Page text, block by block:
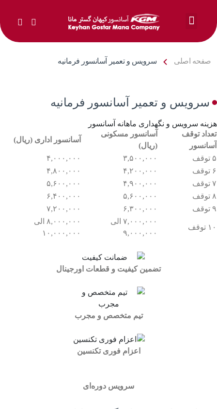
صفحه اصلی سرویس و تعمیر آسانسور فرمانیه
سرویس و تعمیر آسانسور فرمانیه
هزینه سرویس و نگهداری ماهانه آسانسور
تعداد توقف
آسانسور
آسانسور مسکونی
(ریال)
آسانسور اداری (ریال)
۵ توقف ۳,۵۰۰,۰۰۰
۴,۰۰۰,۰۰۰
۶ توقف
۴,۲۰۰,۰۰۰
۴,۸۰۰,۰۰۰
۷ توقف
۴,۹۰۰,۰۰۰
۵,۶۰۰,۰۰۰
۸ توقف
۵,۶۰۰,۰۰۰
۶,۴۰۰,۰۰۰
۹ توقف
۶,۳۰۰,۰۰۰ ۷,۲۰۰,۰۰۰
۱۰ توقف
۷,۰۰۰,۰۰۰ الی
۹,۰۰۰,۰۰۰
۸,۰۰۰,۰۰۰ الی
۱۰,۰۰۰,۰۰۰
تضمین کیفیت و قطعات اورجینال
تیم متخصص و مجرب
اعزام فوری تکنسین
سرویس دوره‌ای